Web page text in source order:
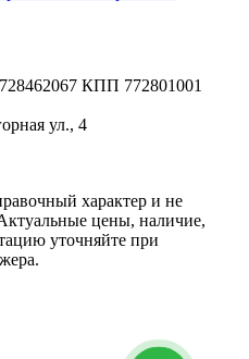
КПП 772801001
ул., 4
характер и не
цены, наличие,
уточняйте при